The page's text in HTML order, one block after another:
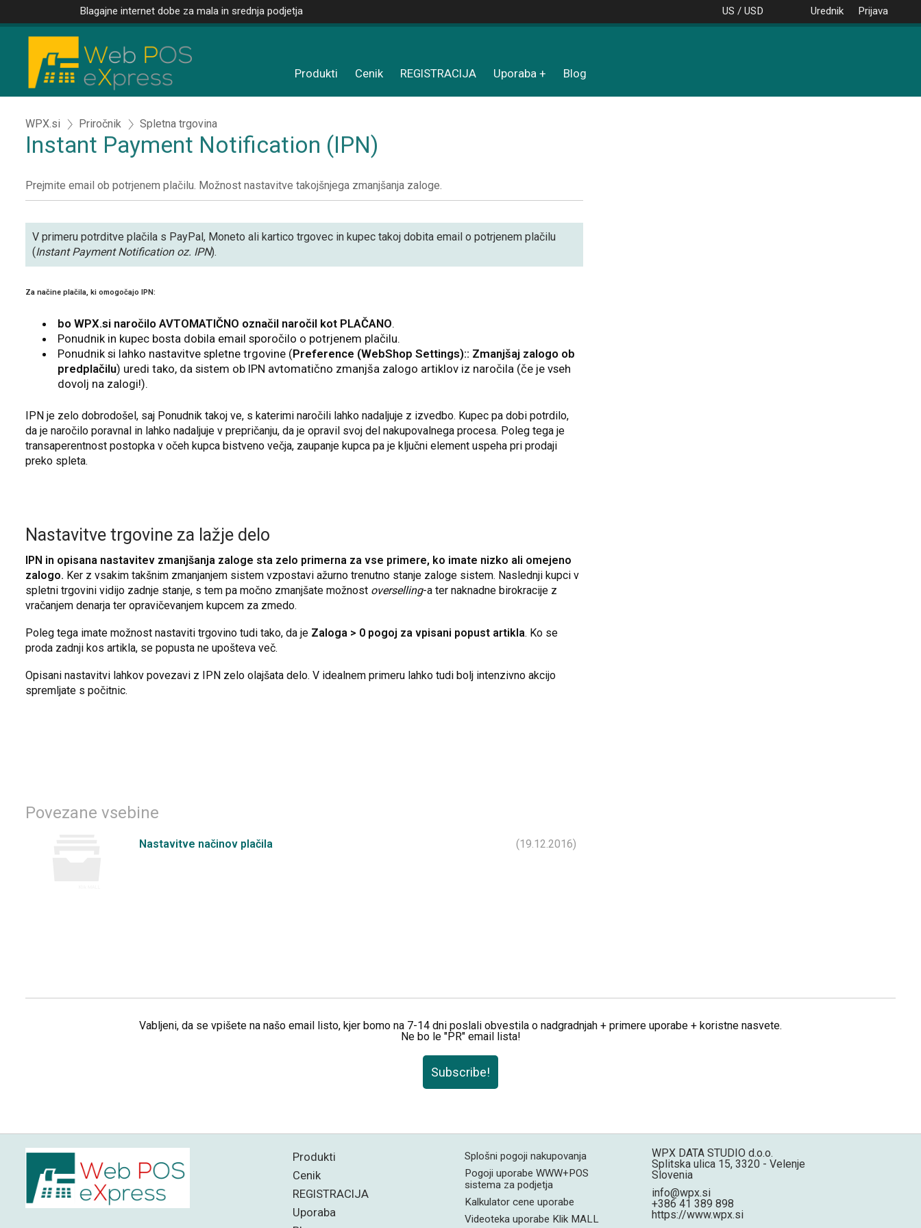
Prijava
Urednik
US / USD
Blagajne internet dobe za mala in srednja podjetja
Produkti Cenik REGISTRACIJA Uporaba Blog
WPX.si Priročnik Spletna trgovina
Instant Payment Notification (IPN)
Prejmite email ob potrjenem plačilu. Možnost nastavitve takojšnjega zmanjšanja zaloge.
V primeru potrditve plačila s PayPal, Moneto ali kartico trgovec in kupec takoj dobita email o potrjenem plačilu
(Instant Payment Notification oz. IPN).
Za načine plačila, ki omogočajo IPN:
bo WPX.si naročilo AVTOMATIČNO označil naročil kot PLAČANO.
Ponudnik in kupec bosta dobila email sporočilo o potrjenem plačilu.
Ponudnik si lahko nastavitve spletne trgovine (Preference (WebShop Settings):: Zmanjšaj zalogo ob
predplačilu) uredi tako, da sistem ob IPN avtomatično zmanjša zalogo artiklov iz naročila (če je vseh
dovolj na zalogi!).
IPN je zelo dobrodošel, saj Ponudnik takoj ve, s katerimi naročili lahko nadaljuje z izvedbo. Kupec pa dobi potrdilo,
da je naročilo poravnal in lahko nadaljuje v prepričanju, da je opravil svoj del nakupovalnega procesa. Poleg tega je
transaperentnost postopka v očeh kupca bistveno večja, zaupanje kupca pa je ključni element uspeha pri prodaji
preko spleta.
Nastavitve trgovine za lažje delo
IPN in opisana nastavitev zmanjšanja zaloge sta zelo primerna za vse primere, ko imate nizko ali omejeno
zalogo. Ker z vsakim takšnim zmanjanjem sistem vzpostavi ažurno trenutno stanje zaloge sistem. Naslednji kupci v
spletni trgovini vidijo zadnje stanje, s tem pa močno zmanjšate možnost overselling-a ter naknadne birokracije z
vračanjem denarja ter opravičevanjem kupcem za zmedo.
Poleg tega imate možnost nastaviti trgovino tudi tako, da je Zaloga > 0 pogoj za vpisani popust artikla. Ko se
proda zadnji kos artikla, se popusta ne upošteva več.
Opisani nastavitvi lahkov povezavi z IPN zelo olajšata delo. V idealnem primeru lahko tudi bolj intenzivno akcijo
spremljate s počitnic.
Povezane vsebine
Nastavitve načinov plačila (19.12.2016)
Vabljeni, da se vpišete na našo email listo, kjer bomo na 7-14 dni poslali obvestila o nadgradnjah + primere uporabe + koristne nasvete.
Ne bo le "PR" email lista!
Subscribe!
Produkti
Cenik
REGISTRACIJA
Uporaba
Splošni pogoji nakupovanja
Pogoji uporabe WWW+POS
sistema za podjetja
Kalkulator cene uporabe
Videoteka uporabe Klik MALL
WPX DATA STUDIO d.o.o.
Splitska ulica 15, 3320 - Velenje
Slovenia
info@wpx.si
+386 41 389 898
https://www.wpx.si